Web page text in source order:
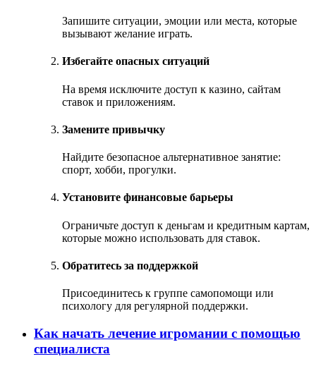
Запишите ситуации, эмоции или места, которые
вызывают желание играть.
Избегайте опасных ситуаций
На время исключите доступ к казино, сайтам
ставок и приложениям.
Замените привычку
Найдите безопасное альтернативное занятие:
спорт, хобби, прогулки.
Установите финансовые барьеры
Ограничьте доступ к деньгам и кредитным картам,
которые можно использовать для ставок.
Обратитесь за поддержкой
Присоединитесь к группе самопомощи или
психологу для регулярной поддержки.
Как начать лечение игромании с помощью
специалиста